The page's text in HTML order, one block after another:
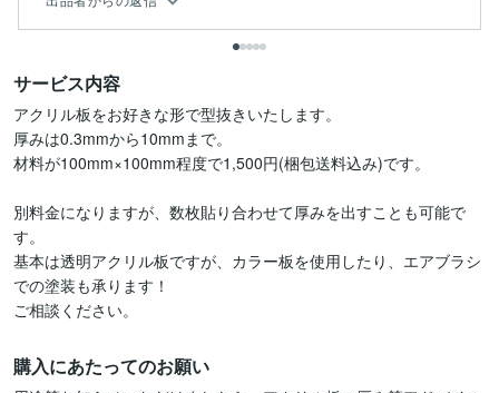
サービス内容
アクリル板をお好きな形で型抜きいたします。
厚みは0.3mmから10mmまで。
材料が100mm×100mm程度で1,500円(梱包送料込み)です。
別料金になりますが、数枚貼り合わせて厚みを出すことも可能で
す。
基本は透明アクリル板ですが、カラー板を使用したり、エアブラシ
での塗装も承ります！
ご相談ください。
購入にあたってのお願い